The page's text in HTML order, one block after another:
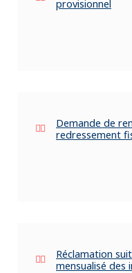
provisionnel
Demande de
redressement
Réclamation
mensualisé des